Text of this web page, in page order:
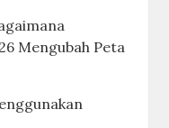
Mengubah Peta